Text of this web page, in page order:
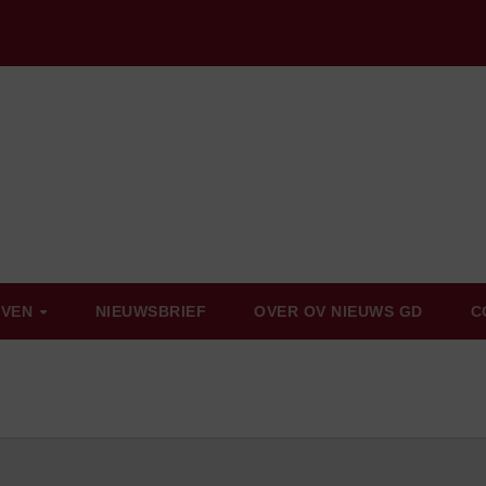
NIEUWSBRIEF OVER OV NIEUWS GD